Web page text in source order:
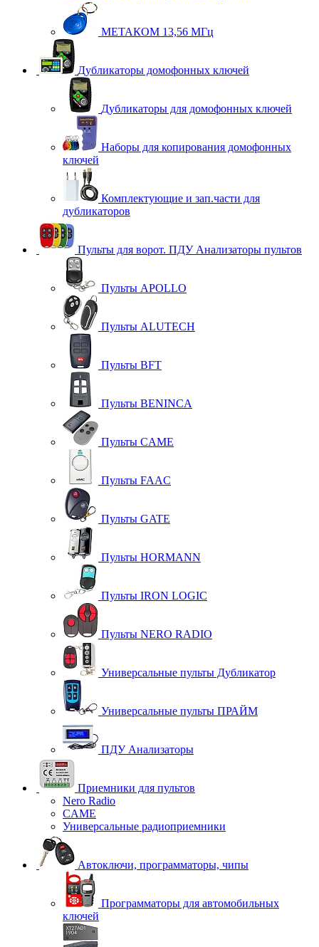
МЕТАКОМ 13,56 МГц
Дубликаторы домофонных ключей
Дубликаторы для домофонных ключей
Наборы для копирования домофонных
ключей
Комплектующие и зап.части для
дубликаторов
Пульты для ворот. ПДУ Анализаторы пультов
Пульты APOLLO
Пульты ALUTECH
Пульты BFT
Пульты BENINCA
Пульты CAME
Пульты FAAC
Пульты GATE
Пульты HORMANN
Пульты IRON LOGIC
Пульты NERO RADIO
Универсальные пульты Дубликатор
Универсальные пульты ПРАЙМ
ПДУ Анализаторы
Приемники для пультов
Nero Radio
CAME
Универсальные радиоприемники
Автоключи, программаторы, чипы
Программаторы для автомобильных
ключей